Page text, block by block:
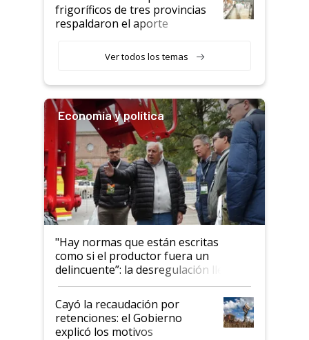
descalificaban, yo seguí
haciendo currículum"
frigoríficos de tres provincias
respaldaron el aporte
Ver todos los temas
Economía y política
"Hay normas que están escritas
como si el productor fuera un
delincuente”: la desregulación llegó
al Congreso Aapresid y hasta se
habló del financiamiento al IPCVA
Cayó la recaudación por
retenciones: el Gobierno
explicó los motivos